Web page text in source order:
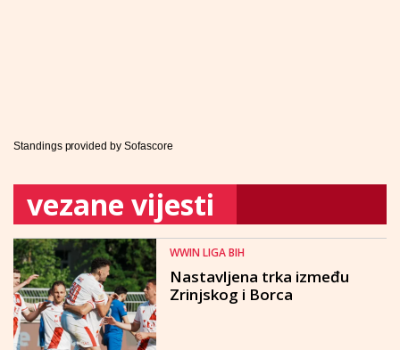
Standings provided by Sofascore
vezane vijesti
WWIN LIGA BIH
Nastavljena trka između
Zrinjskog i Borca